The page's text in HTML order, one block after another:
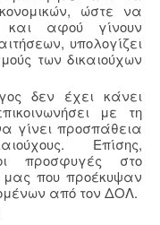
ώστε να
και αφού γίνουν
υπολογίζει
των δικαιούχων
δεν έχει κάνει
με τη
γίνει προσπάθεια
Επίσης,
προσφυγές στο
μας που προέκυψαν
από τον ΔΟΛ.